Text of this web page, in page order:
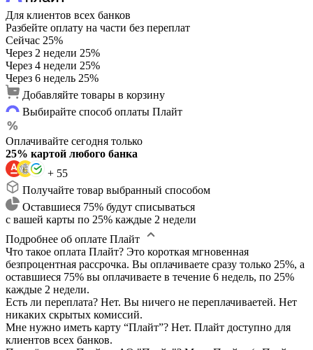
Для клиентов всех банков
Разбейте оплату на части без переплат
Сейчас 25%
Через 2 недели 25%
Через 4 недели 25%
Через 6 недель 25%
Добавляйте товары в корзину
Выбирайте способ оплаты Плайт
Оплачивайте сегодня только
25% картой любого банка
+ 55
Получайте товар выбранный способом
Оставшиеся 75% будут списываться
с вашей карты по 25% каждые 2 недели
Подробнее об оплате Плайт
Что такое оплата Плайт? Это короткая мгновенная
безпроцентная рассрочка. Вы оплачиваете сразу только 25%, а
оставшиеся 75% вы оплачиваете в течение 6 недель, по 25%
каждые 2 недели.
Есть ли переплата? Нет. Вы ничего не переплачиваетей. Нет
никаких скрытых комиссий.
Мне нужно иметь карту “Плайт”? Нет. Плайт доступно для
клиентов всех банков.